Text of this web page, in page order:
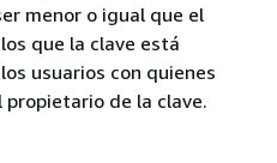
menor o igual que el
que la clave está
usuarios con quienes
propietario de la clave.